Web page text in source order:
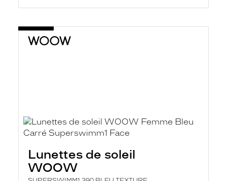
Lunettes de soleil
WOOW